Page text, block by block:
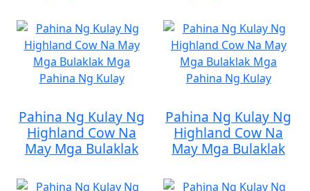
Pahina Ng Kulay Ng
Highland Cow Na
May Mga Bulaklak
Pahina Ng Kulay Ng
Highland Cow Na
May Mga Bulaklak